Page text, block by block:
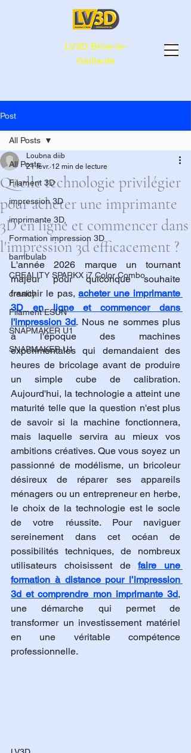
LV3D Brive-la-
Gaillarde
Post
All Posts
Filament 3D
impression 3D
imprimante 3D,
Formation impression 3D
bambulab
CREALITY SPARKX i7 Color Combo
creality
Filament ESUN
SNAPMAKER U1
SNAPMAKER U1
All Posts
Quelle technologie privilégier
pour acheter une imprimante
3D en ligne et commencer dans
l'impression 3d efficacement ?
Loubna diib
21 févr. 12 min de lecture
L'année 2026 marque un tournant
majeur pour quiconque souhaite
franchir le pas, acheter une imprimante
3D en ligne et commencer dans
l'impression 3d. Nous ne sommes plus
à l'époque des machines
expérimentales qui demandaient des
heures de bricolage avant de produire
un simple cube de calibration.
Aujourd'hui, la technologie a atteint une
maturité telle que la question n'est plus
de savoir si la machine fonctionnera,
mais laquelle servira au mieux vos
ambitions créatives. Que vous soyez un
passionné de modélisme, un bricoleur
désireux de réparer ses appareils
ménagers ou un entrepreneur en herbe,
le choix de la technologie est le socle
de votre réussite. Pour naviguer
sereinement dans cet océan de
possibilités techniques, de nombreux
utilisateurs choisissent de faire une
formation à distance pour l’impression
3d et comprendre mon imprimante 3d,
une démarche qui permet de
transformer un investissement matériel
en une véritable compétence
professionnelle.